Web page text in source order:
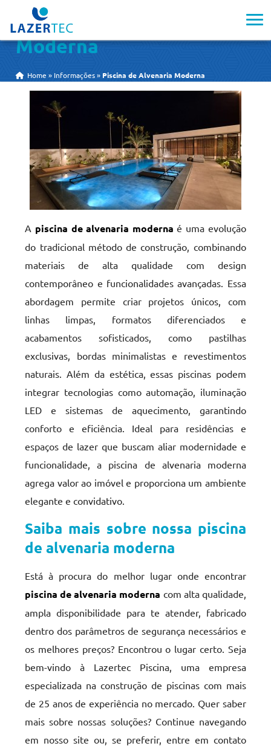
Piscina de Alvenaria
Moderna
Home » Informações » Piscina de Alvenaria Moderna
A piscina de alvenaria moderna é uma evolução
do tradicional método de construção, combinando
materiais de alta qualidade com design
contemporâneo e funcionalidades avançadas. Essa
abordagem permite criar projetos únicos, com
linhas limpas, formatos diferenciados e
acabamentos sofisticados, como pastilhas
exclusivas, bordas minimalistas e revestimentos
naturais. Além da estética, essas piscinas podem
integrar tecnologias como automação, iluminação
LED e sistemas de aquecimento, garantindo
conforto e eficiência. Ideal para residências e
espaços de lazer que buscam aliar modernidade e
funcionalidade, a piscina de alvenaria moderna
agrega valor ao imóvel e proporciona um ambiente
elegante e convidativo.
Saiba mais sobre nossa piscina
de alvenaria moderna
Está à procura do melhor lugar onde encontrar
piscina de alvenaria moderna com alta qualidade,
ampla disponibilidade para te atender, fabricado
dentro dos parâmetros de segurança necessários e
os melhores preços? Encontrou o lugar certo. Seja
bem-vindo à Lazertec Piscina, uma empresa
especializada na construção de piscinas com mais
de 25 anos de experiência no mercado. Quer saber
mais sobre nossas soluções? Continue navegando
em nosso site ou, se preferir, entre em contato